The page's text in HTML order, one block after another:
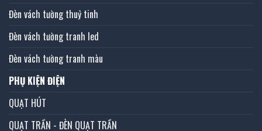
Đèn vách tường thuỷ tinh
Đèn vách tường tranh led
Đèn vách tường tranh màu
PHỤ KIỆN ĐIỆN
QUẠT HÚT
QUẠT TRẦN - ĐÈN QUẠT TRẦN